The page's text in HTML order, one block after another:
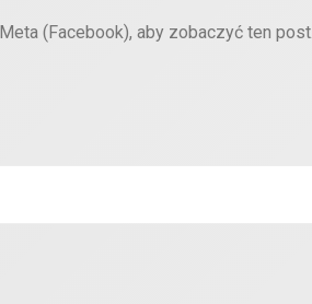
(Facebook), aby zobaczyć ten post.